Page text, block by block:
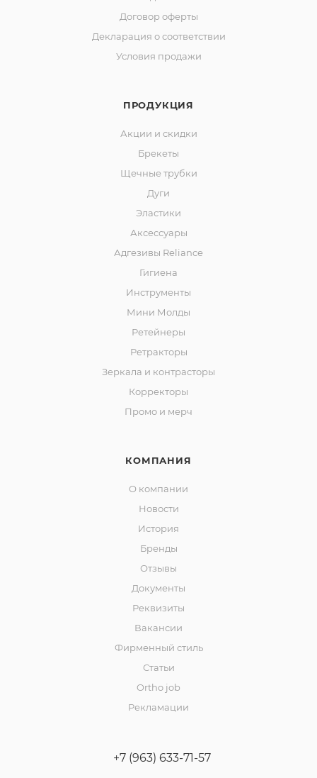
Договор оферты
Декларация о соответствии
Условия продажи
ПРОДУКЦИЯ
Акции и скидки
Брекеты
Щечные трубки
Дуги
Эластики
Аксессуары
Адгезивы Reliance
Гигиена
Инструменты
Мини Молды
Ретейнеры
Ретракторы
Зеркала и контраcторы
Корректоры
Промо и мерч
КОМПАНИЯ
О компании
Новости
История
Бренды
Отзывы
Документы
Реквизиты
Вакансии
Фирменный стиль
Статьи
Ortho job
Рекламации
+7 (963) 633-71-57